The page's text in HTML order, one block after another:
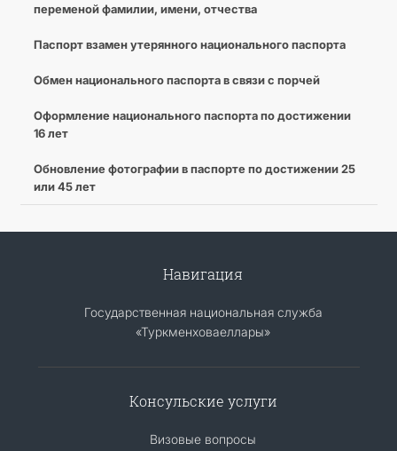
переменой фамилии, имени, отчества
Паспорт взамен утерянного национального паспорта
Обмен национального паспорта в связи с порчей
Оформление национального паспорта по достижении
16 лет
Обновление фотографии в паспорте по достижении 25
или 45 лет
Навигация
Государственная национальная служба
«Туркменховаеллары»
Консульские услуги
Визовые вопросы